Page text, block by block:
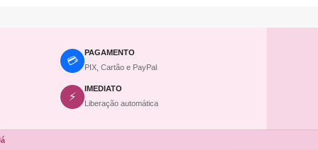
💳
PAGAMENTO
PIX, Cartão e PayPal
⚡
IMEDIATO
Liberação automática